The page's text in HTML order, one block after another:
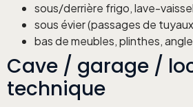
sous/derrière frigo, lave-
sous évier (passages de
bas de meubles, plinthes,
Cave / garage /
technique